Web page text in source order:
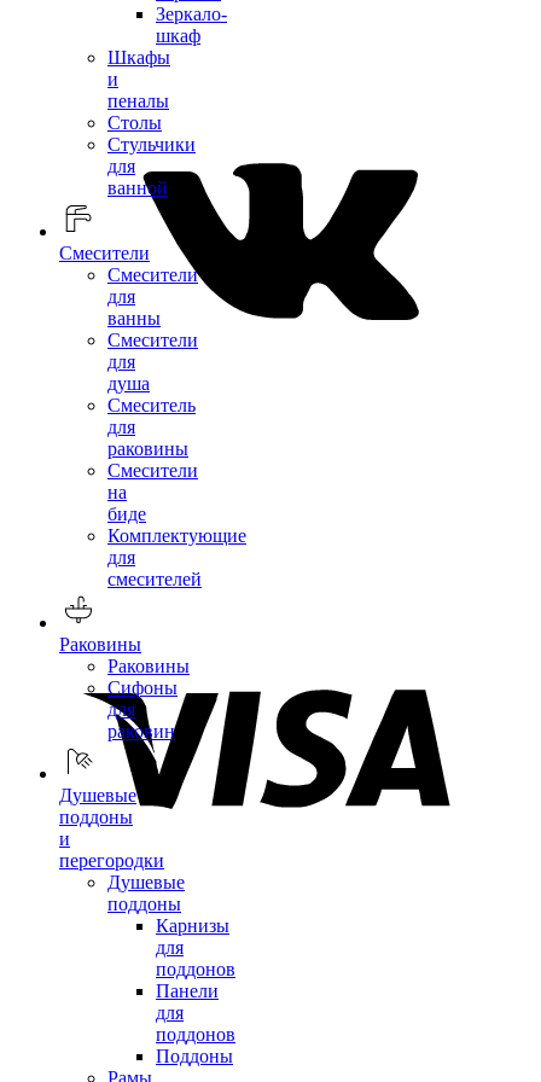
Зеркало-
шкаф
Шкафы
и
пеналы
Столы
Стульчики
для
ванной
Смесители
Смесители
для
ванны
Смесители
для
душа
Смеситель
для
раковины
Смесители
на
биде
Комплектующие
для
смесителей
Раковины
Раковины
Сифоны
для
раковин
Душевые
поддоны
и
перегородки
Душевые
поддоны
Карнизы
для
поддонов
Панели
для
поддонов
Поддоны